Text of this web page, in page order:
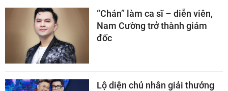
“Chán” làm ca sĩ – diễn viên,
Nam Cường trở thành giám
đốc
Lộ diện chủ nhân giải thưởng